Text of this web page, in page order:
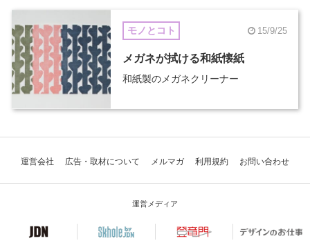
COLUMN
コラム モノとコト 15/9/25
メガネが拭ける和紙懐紙
和紙製のメガネクリーナー
運営会社 広告・取材について メルマガ 利用規約 お問い合わせ
運営メディア